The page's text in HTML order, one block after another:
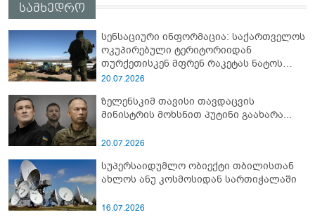
სამხედრო
სენსაციური ინფორმაცია: საქართველოს
ოკუპირებული ტერიტორიიდან
თურქეთისკენ მფრენ რაკეტას ნატოს
სამიტი კინაღამ ჩაუშლია
20.07.2026
ზელენსკიმ თავისი თავდაცვის
მინისტრის მოხსნით პუტინი გაახარა...
20.07.2026
სუპერსაიდუმლო ობიექტი თბილისთან
ახლოს ანუ კოსმოსიდან სართიჭალაში
16.07.2026